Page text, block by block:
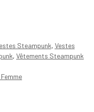
Steampunk, Vestes
, Vêtements Steampunk